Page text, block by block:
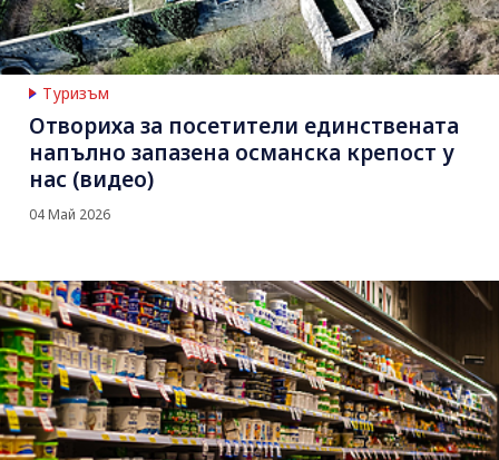
Туризъм
Отвориха за посетители единствената
напълно запазена османска крепост у
нас (видео)
04 Май 2026